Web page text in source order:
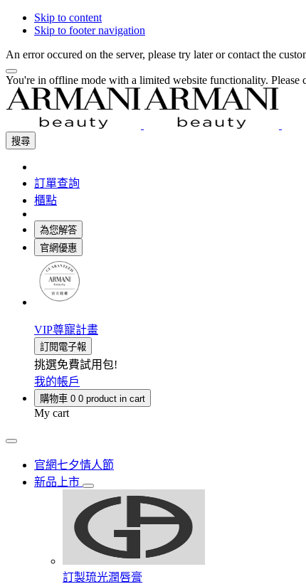
Skip to content
Skip to footer navigation
An error occured on the server, please try later or contact the
You're in offline mode with a limited website functionality. Please
搜尋
訂單查詢
櫃點
為您解答
官網優惠
VIP尊寵計畫
訂閱電子報
挑選免費試用包!
我的帳戶
購物車 0 0 product in cart
My cart
官網七夕情人節
新品上市
訂製琉光潤唇膏​